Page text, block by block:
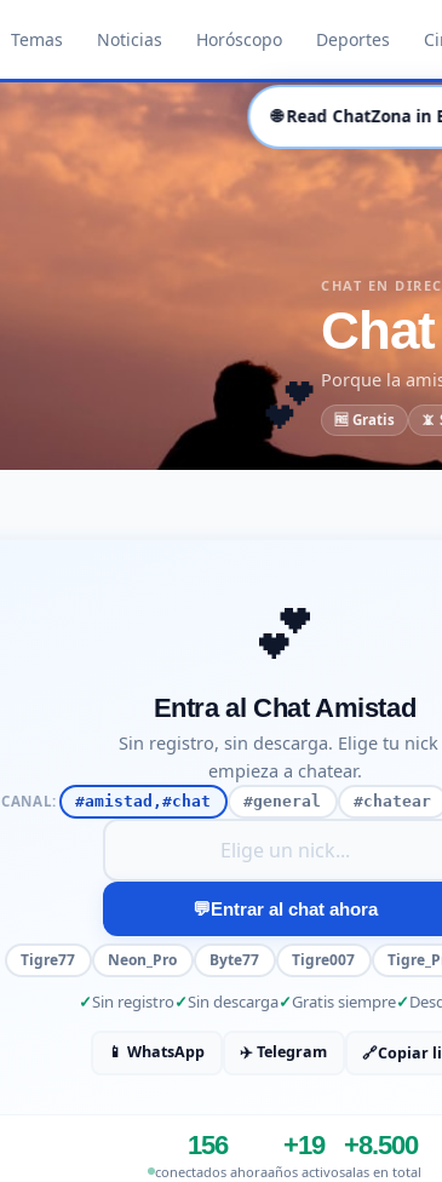
Temas Noticias Horóscopo Deportes
💕
CHAT EN
Porque la
🆓 Gratis 📵
💕
Entra al Chat Amistad
Sin registro, sin descarga. Elige tu nick
empieza a chatear.
CANAL: #amistad,#chat #general #chatear
💬Entrar al chat ahora
Tigre77 Neon_Pro Byte77 Tigre007
Sin registro Sin descarga Gratis siempre
📱 WhatsApp ✈️ Telegram 🔗Copiar
156
conectados ahora
+19
años activo
+8.500
salas en total
🌐 Read ChatZona in